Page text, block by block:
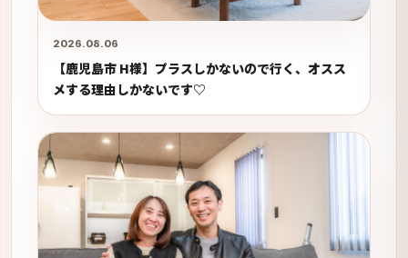
2026.08.06
【鹿児島市 H様】プラスしかないので行く、オスス
メする理由しかないです♡